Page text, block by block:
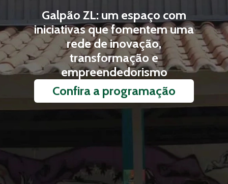
Galpão ZL: um espaço com
iniciativas que fomentem uma
rede de inovação,
transformação e
empreendedorismo
Confira a programação